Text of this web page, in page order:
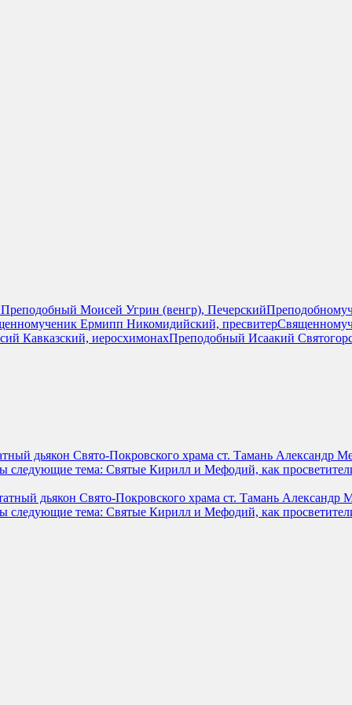
Преподобный Моисей Угрин (венгр), Печерский
Ермипп Никомидийский, пресвитер
Кавказский, иеросхимонахПреподобный Исаакий
дьякон Свято-Покровского храма ст. Тамань Александр
тема: Святые Кирилл и Мефодий, как
дьякон Свято-Покровского храма ст. Тамань
тема: Святые Кирилл и Мефодий, как